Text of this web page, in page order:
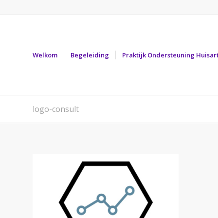
Welkom Begeleiding Praktijk Ondersteuning
logo-consult